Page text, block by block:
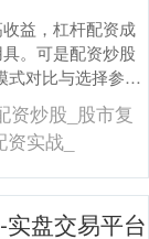
益，杠杆配资成
。可是配资炒股
式对比与选择参
资平台，如安在
资炒股_股市复
实战_
盘交易平台